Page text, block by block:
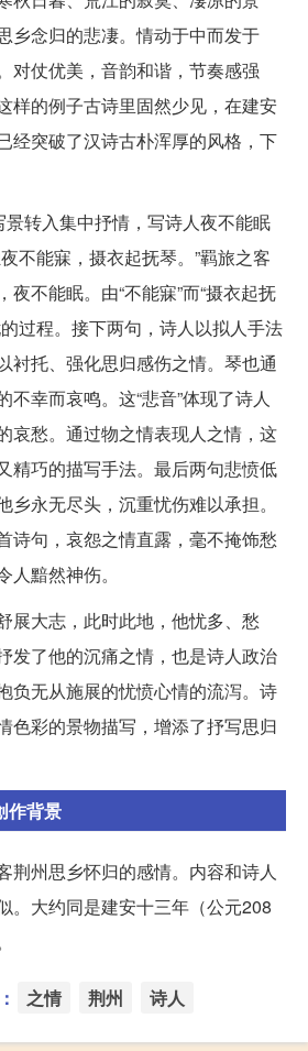
乡念归的悲凄。情动于中而发于
对仗优美，音韵和谐，节奏感强
样的例子古诗里固然少见，在建安
经突破了汉诗古朴浑厚的风格，下
景转入集中抒情，写诗人夜不能眠
不能寐，摄衣起抚琴。”羁旅之客
不能眠。由“不能寐”而“摄衣起抚
过程。接下两句，诗人以拟人手法
衬托、强化思归感伤之情。琴也通
不幸而哀鸣。这“悲音”体现了诗人
哀愁。通过物之情表现人之情，这
精巧的描写手法。最后两句悲愤低
乡永无尽头，沉重忧伤难以承担。
诗句，哀怨之情直露，毫不掩饰愁
黯然神伤。
展大志，此时此地，他忧多、愁
发了他的沉痛之情，也是诗人政治
负无从施展的忧愤心情的流泻。诗
色彩的景物描写，增添了抒写思归
作背景
荆州思乡怀归的感情。内容和诗人
。大约同是建安十三年（公元208
之情 荆州 诗人